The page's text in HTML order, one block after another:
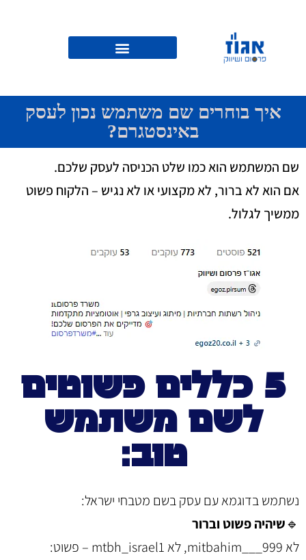
איך בוחרים שם משתמש נכון לעסק
באינסטגרם?
שם המשתמש הוא כמו שלט הכניסה לעסק שלכם.
אם הוא לא ברור, לא מקצועי או לא נגיש – הלקוח פשוט
ממשיך לגלול.
5 כללים פשוטים
לשם משתמש
טוב:
נשתמש בדוגמא עם עסק בשם מטבחי ישראל:
🔹שיהיה פשוט וברור
לא mitbahim___999, לא mtbh_israel1 – פשוט: